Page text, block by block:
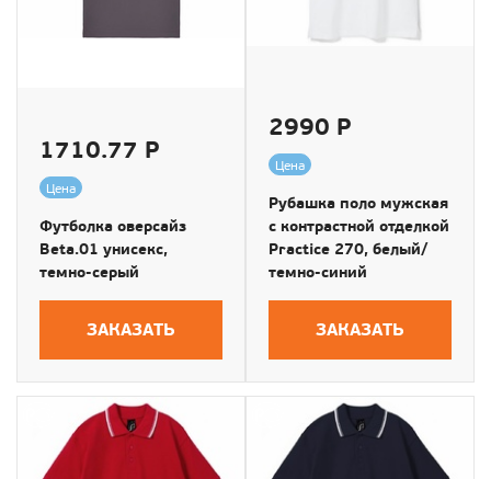
1710.77 Р
Цена
Футболка оверсайз
Beta.01 унисекс,
темно-серый
ЗАКАЗАТЬ
2990 Р
Цена
Рубашка поло мужская
с контрастной отделкой
Practice 270, белый/
темно-синий
ЗАКАЗАТЬ